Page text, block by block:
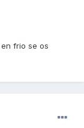
frio se os